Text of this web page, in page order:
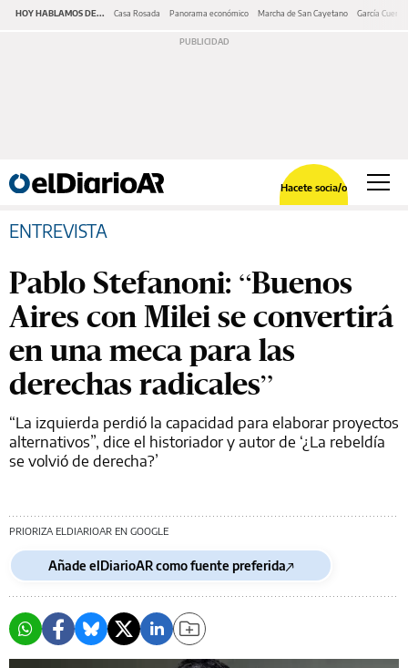
HOY HABLAMOS DE... Casa Rosada Panorama económico Marcha de San Cayetano García Cuerva
Hacete socia/o
ENTREVISTA
Pablo Stefanoni: “Buenos
Aires con Milei se convertirá
en una meca para las
derechas radicales”
“La izquierda perdió la capacidad para elaborar proyectos
alternativos”, dice el historiador y autor de ‘¿La rebeldía
se volvió de derecha?’
PRIORIZA ELDIARIOAR EN GOOGLE
Añade elDiarioAR como fuente preferida